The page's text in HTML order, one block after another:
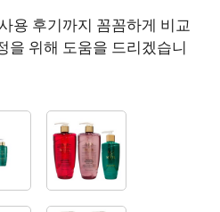
용 후기까지 꼼꼼하게 비교
을 위해 도움을 드리겠습니